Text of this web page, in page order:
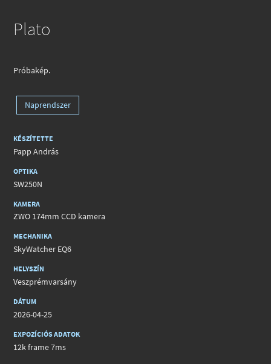
Plato
Próbakép.
Naprendszer
KÉSZÍTETTE
Papp András
OPTIKA
SW250N
KAMERA
ZWO 174mm CCD kamera
MECHANIKA
SkyWatcher EQ6
HELYSZÍN
Veszprémvarsány
DÁTUM
2026-04-25
EXPOZÍCIÓS ADATOK
12k frame 7ms